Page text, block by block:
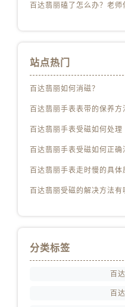
站点热门
百达翡丽如何消磁？
百达翡丽手表表带的保养方
百达翡丽手表受磁如何处理
百达翡丽手表受磁如何正确
百达翡丽手表走时慢的具体
分类标签
百
百